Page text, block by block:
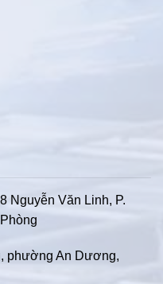
Nguyễn Văn Linh, P.
phường An Dương,